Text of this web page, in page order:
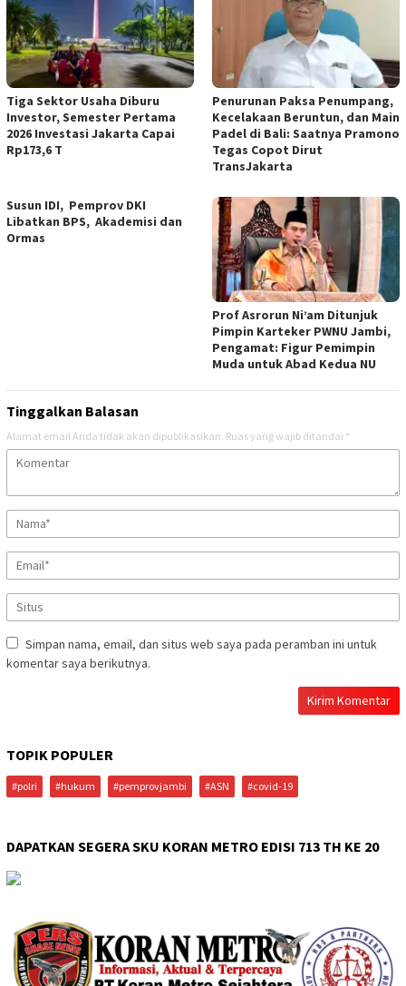
Tiga Sektor Usaha Diburu
Investor, Semester Pertama
2026 Investasi Jakarta Capai
Rp173,6 T
Penurunan Paksa Penumpang,
Kecelakaan Beruntun, dan Main
Padel di Bali: Saatnya Pramono
Tegas Copot Dirut
TransJakarta
Susun IDI, Pemprov DKI
Libatkan BPS, Akademisi dan
Ormas
Prof Asrorun Ni’am Ditunjuk
Pimpin Karteker PWNU Jambi,
Pengamat: Figur Pemimpin
Muda untuk Abad Kedua NU
Tinggalkan Balasan
Alamat email Anda tidak akan dipublikasikan. Ruas yang wajib ditandai *
Simpan nama, email, dan situs web saya pada peramban ini untuk
komentar saya berikutnya.
TOPIK POPULER
#polri #hukum #pemprovjambi #ASN #covid-19
DAPATKAN SEGERA SKU KORAN METRO EDISI 713 TH KE 20